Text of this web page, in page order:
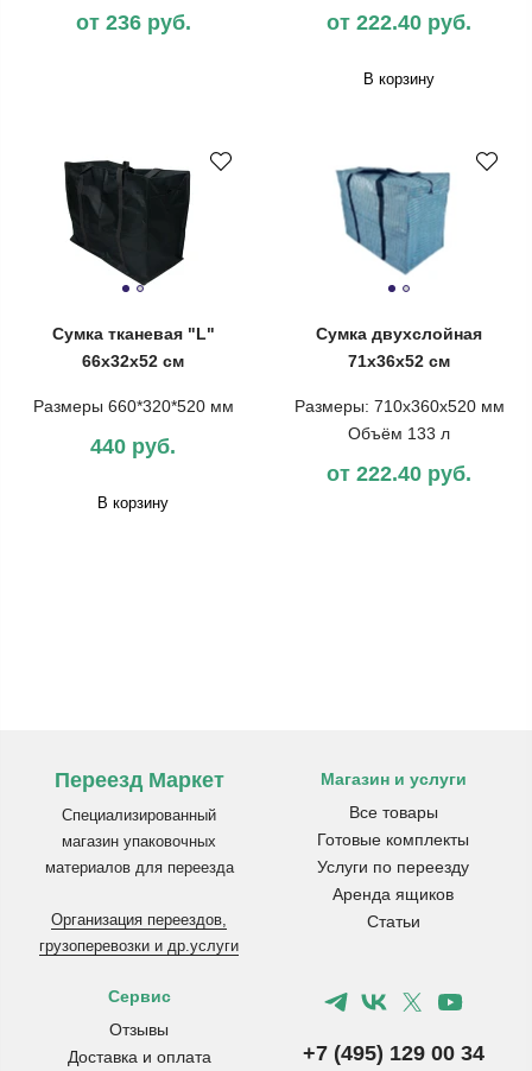
от 236 руб. от 222.40 руб.
В корзину
Сумка тканевая "L"
66х32х52 см
Размеры 660*320*520 мм
440 руб.
В корзину
Сумка двухслойная
71х36х52 см
Размеры: 710х360х520 мм
Объём 133 л
от 222.40 руб.
Переезд Маркет
Специализированный
магазин упаковочных
материалов для переезда
Организация переездов,
грузоперевозки и др.услуги
Магазин и услуги
Все товары
Готовые комплекты
Услуги по переезду
Аренда ящиков
Статьи
Сервис
Отзывы
Доставка и оплата
+7 (495) 129 00 34